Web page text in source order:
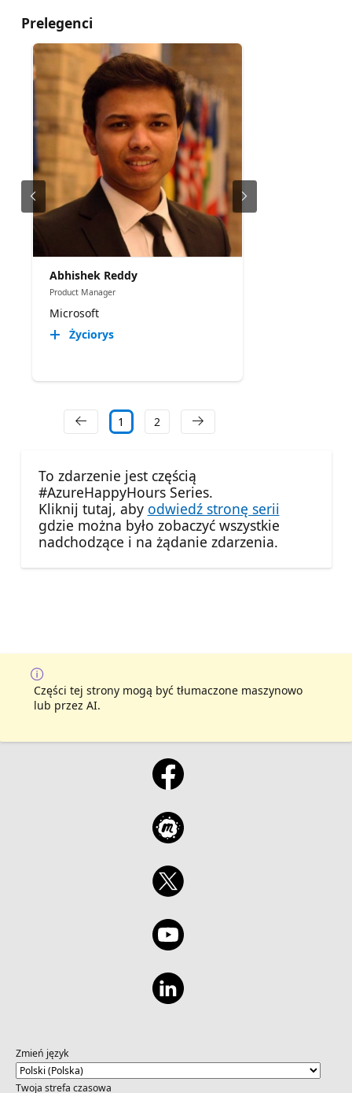
Prelegenci
Abhishek Reddy
Product Manager
Microsoft
Życiorys
1 2
To zdarzenie jest częścią
#AzureHappyHours Series.
Kliknij tutaj, aby odwiedź stronę serii
gdzie można było zobaczyć wszystkie
nadchodzące i na żądanie zdarzenia.
Części tej strony mogą być tłumaczone maszynowo
lub przez AI.
Zmień język
Twoja strefa czasowa